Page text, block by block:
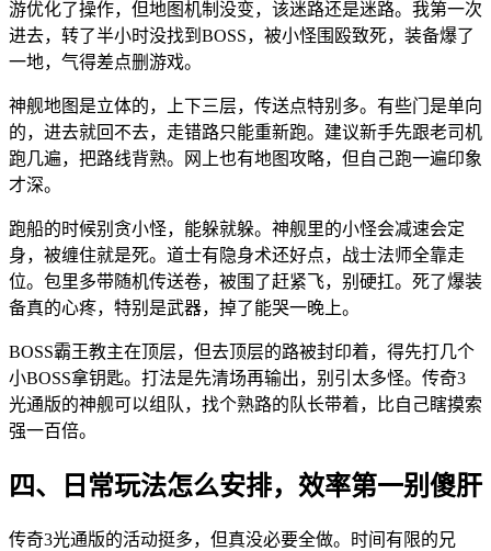
游优化了操作，但地图机制没变，该迷路还是迷路。我第一次
进去，转了半小时没找到BOSS，被小怪围殴致死，装备爆了
一地，气得差点删游戏。
神舰地图是立体的，上下三层，传送点特别多。有些门是单向
的，进去就回不去，走错路只能重新跑。建议新手先跟老司机
跑几遍，把路线背熟。网上也有地图攻略，但自己跑一遍印象
才深。
跑船的时候别贪小怪，能躲就躲。神舰里的小怪会减速会定
身，被缠住就是死。道士有隐身术还好点，战士法师全靠走
位。包里多带随机传送卷，被围了赶紧飞，别硬扛。死了爆装
备真的心疼，特别是武器，掉了能哭一晚上。
BOSS霸王教主在顶层，但去顶层的路被封印着，得先打几个
小BOSS拿钥匙。打法是先清场再输出，别引太多怪。传奇3
光通版的神舰可以组队，找个熟路的队长带着，比自己瞎摸索
强一百倍。
四、日常玩法怎么安排，效率第一别傻肝
传奇3光通版的活动挺多，但真没必要全做。时间有限的兄